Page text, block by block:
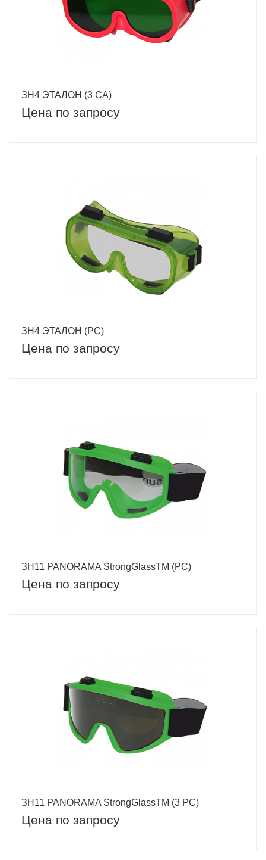
ЗН4 ЭТАЛОН (3 CA)
Цена по запросу
ЗН4 ЭТАЛОН (PC)
Цена по запросу
ЗН11 PANORAMA StrongGlassTM (PC)
Цена по запросу
ЗН11 PANORAMA StrongGlassTM (3 PC)
Цена по запросу